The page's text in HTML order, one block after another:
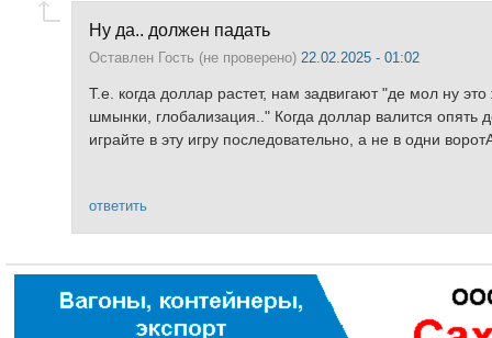
Ну да.. должен падать
Оставлен Гость (не проверено) 22.02.2025 - 01:02
Т.е. когда доллар растет, нам задвигают "де мол ну
шмынки, глобализация.." Когда доллар валится опять
играйте в эту игру последовательно, а не в одни
ответить